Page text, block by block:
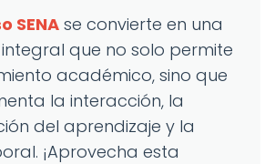
SENAse convierte en una
que no solo permite
académico, sino que
la interacción, la
del aprendizaje y la
¡Aprovecha esta